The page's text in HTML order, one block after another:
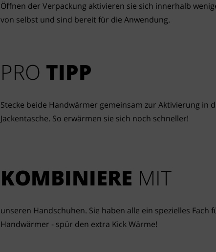
PRO TIPP
Stecke beide Handwärmer gemeinsam zur Aktivierung in
Jackentasche. So erwärmen sie sich noch schneller!
Öffnen der Verpackung aktivieren sie sich innerhalb
von selbst und sind bereit für die Anwendung.
KOMBINIERE MIT
unseren Handschuhen. Sie haben alle ein spezielles Fach
Handwärmer - spür den extra Kick Wärme!